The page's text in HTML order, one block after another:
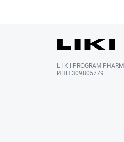
L-I-K-I PROGRAM PHARM
ИНН 309805779